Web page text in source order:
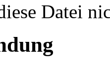
Datei